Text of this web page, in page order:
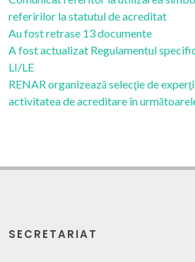
referirilor la statutul de acreditat
Au fost retrase 13 documente
A fost actualizat Regulamentul
LI/LE
RENAR organizează selecţie de
activitatea de acreditare în
SECRETARIAT